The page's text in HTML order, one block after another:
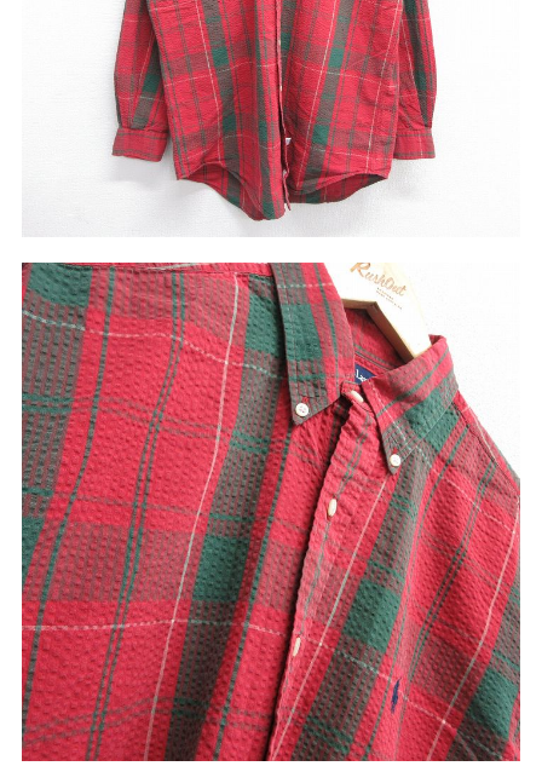
Search by Itemアイテムから探す
ジャケット スウェット セーター
長袖シャツ 半袖シャツ Tシャツ
レディース
雑貨/小物
Search by Particularこだわりから探す
Search by Sizeサイズから探す（メンズ）
ジャケット XS S M L XL
スウェット XS S M L XL
長袖シャツ XS S M L XL
半袖シャツ XS S M L XL
Tシャツ XS S M L XL